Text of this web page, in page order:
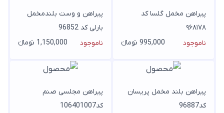
پیراهن مخمل گلسا کد
۹۶۸۱۷۸
ناموجود
995,000 تومانء
پیراهن و وست بلندمخمل
بارلی کد 96852
ناموجود
1,150,000 تومانء
پیراهن بلند مخمل پریسان
کد96887
پیراهن مجلسی صنم
کد106401007